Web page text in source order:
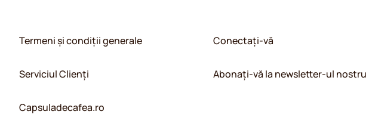
Termeni și condiții generale
Serviciul Clienți
Capsuladecafea.ro
Conectați-vă
Abonați-vă la newsletter-ul nostru